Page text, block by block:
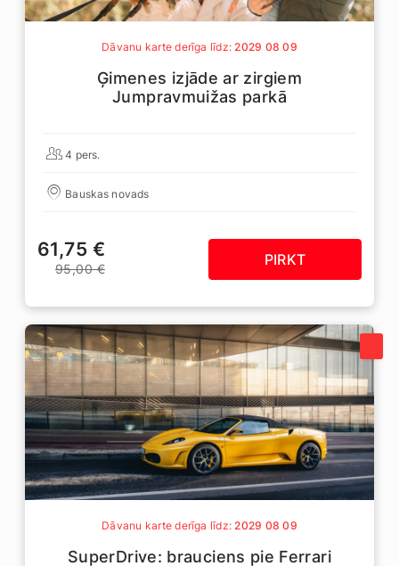
Dāvanu karte derīga līdz:2029 08 09
Ģimenes izjāde ar zirgiem
Jumpravmuižas parkā
4 pers.
Bauskas novads
61,75 €
95,00 €
PIRKT
Dāvanu karte derīga līdz:2029 08 09
SuperDrive: brauciens pie Ferrari